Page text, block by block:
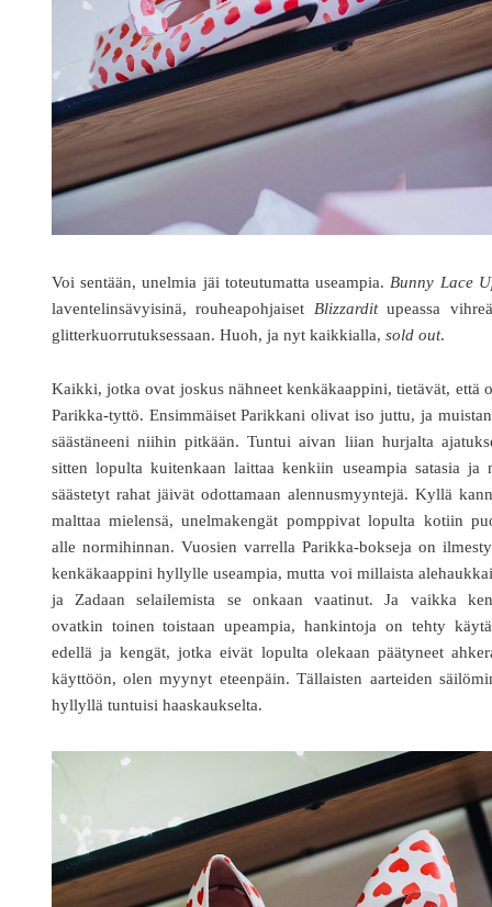
Voi sentään, unelmia jäi toteutumatta useampia.Bunny Lace
laventelinsävyisinä, rouheapohjaiset Blizzarditupeassa
glitterkuorrutuksessaan. Huoh, ja nyt kaikkialla, sold out.
Kaikki, jotka ovat joskus nähneet kenkäkaappini, tietävät, että
Parikka-tyttö. Ensimmäiset Parikkani olivat iso juttu, ja
säästäneeni niihin pitkään. Tuntui aivan liian hurjalta
sitten lopulta kuitenkaan laittaa kenkiin useampia satasia ja
säästetyt rahat jäivät odottamaan alennusmyyntejä. Kyllä
malttaa mielensä, unelmakengät pomppivat lopulta kotiin
alle normihinnan. Vuosien varrella Parikka-bokseja on
kenkäkaappini hyllylle useampia, mutta voi millaista
ja Zadaan selailemista se onkaan vaatinut. Ja vaikka
ovatkin toinen toistaan upeampia, hankintoja on tehty
edellä ja kengät, jotka eivät lopulta olekaan päätyneet
käyttöön, olen myynyt eteenpäin. Tällaisten aarteiden
hyllyllä tuntuisi haaskaukselta.